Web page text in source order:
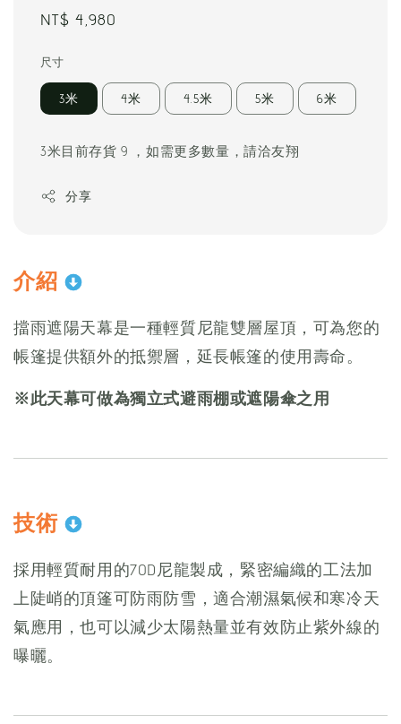
Regular
NT$ 4,980
尺寸
3米 4米 4.5米 5米 6米
3米目前存貨 9 ，如需更多數量，請洽友翔
分享
介紹
擋雨遮陽天幕是一種輕質尼龍雙層屋頂，可為您的
帳篷提供額外的抵禦層，延長帳篷的使用壽命。
※此天幕可做為獨立式避雨棚或遮陽傘之用
技術
採用輕質耐用的70D尼龍製成，緊密編織的工法加
上陡峭的頂篷可防雨防雪，適合潮濕氣候和寒冷天
氣應用，也可以減少太陽熱量並有效防止紫外線的
曝曬。